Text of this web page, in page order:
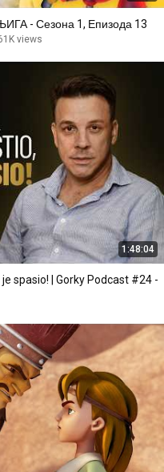
- Сезона 1, Епизода 13
views
1:48:04
spasio! | Gorky Podcast #24 -